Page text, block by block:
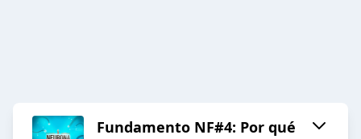
Fundamento NF#4: Por qué